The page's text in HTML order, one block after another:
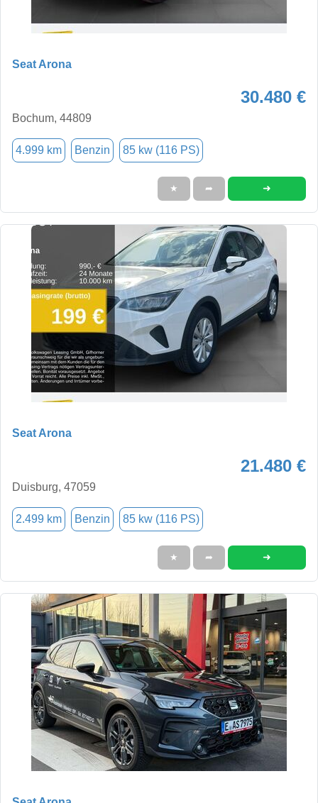
Seat Arona
30.480 €
Bochum, 44809
4.999 km Benzin 85 kw (116 PS)
★ ➦ ➜
Seat Arona
21.480 €
Duisburg, 47059
2.499 km Benzin 85 kw (116 PS)
★ ➦ ➜